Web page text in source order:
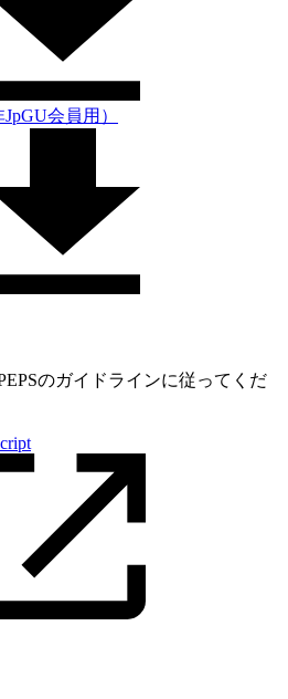
会員用）
のガイドラインに従ってくだ